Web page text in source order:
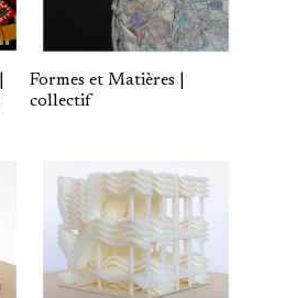
Formes et Matières |
collectif